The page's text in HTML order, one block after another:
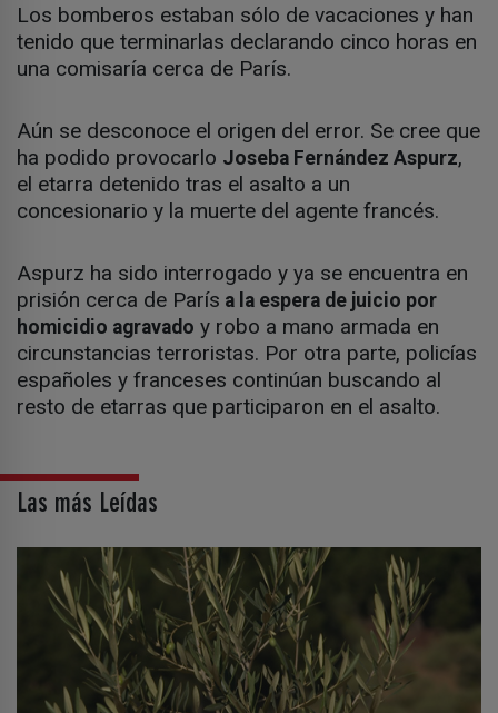
Los bomberos estaban sólo de vacaciones y han
tenido que terminarlas declarando cinco horas en
una comisaría cerca de París.
Aún se desconoce el origen del error. Se cree que
ha podido provocarlo Joseba Fernández Aspurz,
el etarra detenido tras el asalto a un
concesionario y la muerte del agente francés.
Aspurz ha sido interrogado y ya se encuentra en
prisión cerca de París a la espera de juicio por
homicidio agravado y robo a mano armada en
circunstancias terroristas. Por otra parte, policías
españoles y franceses continúan buscando al
resto de etarras que participaron en el asalto.
Las más Leídas